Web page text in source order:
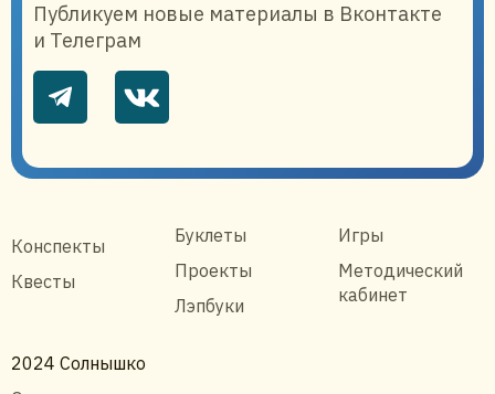
Публикуем новые материалы в Вконтакте
и Телеграм
Конспекты
Квесты
Буклеты
Проекты
Лэпбуки
Игры
Методический
кабинет
2024 Солнышко